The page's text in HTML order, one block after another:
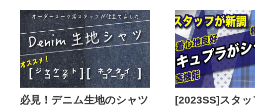
必見！デニム生地のシャツ
[2023SS]スタッ